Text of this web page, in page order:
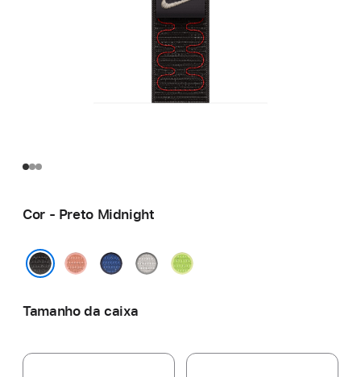
Cor - Preto Midnight
Rosa
Blue
CinzentoVolt Splash
Tamanho da caixa